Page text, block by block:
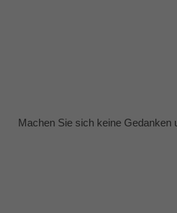
Machen Sie sich keine Gedanken